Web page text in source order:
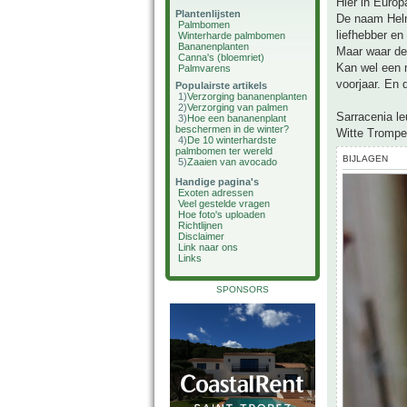
Plantenlijsten
Palmbomen
Winterharde palmbomen
Bananenplanten
Canna's (bloemriet)
Palmvarens
Populairste artikels
1)Verzorging bananenplanten
2)Verzorging van palmen
3)Hoe een bananenplant
beschermen in de winter?
4)De 10 winterhardste
palmbomen ter wereld
5)Zaaien van avocado
Handige pagina's
Exoten adressen
Veel gestelde vragen
Hoe foto's uploaden
Richtlijnen
Disclaimer
Link naar ons
Links
SPONSORS
De naam
liefhebber
Maar waar
Kan wel een
voorjaar. En
Sarracenia
Witte
BIJLAGEN